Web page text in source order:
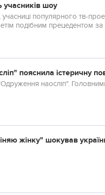
учасників шоу
популярного тв-
подібним прецедентом за
пояснила істеричну
наосліп".
жінку" шокував